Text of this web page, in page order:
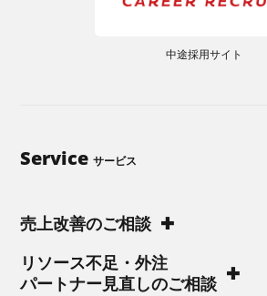
中途採用サイト
Serviceサービス
売上改善のご相談
リソース不足・外注
パートナー見直しのご相談